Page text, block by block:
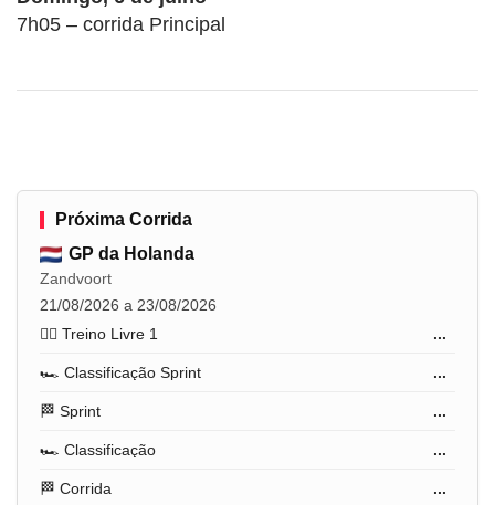
7h05 – corrida Principal
Próxima Corrida
GP da Holanda
Zandvoort
21/08/2026 a 23/08/2026
🏋️‍♂️ Treino Livre 1
...
🏎️ Classificação Sprint ...
🏁 Sprint ...
🏎️ Classificação ...
🏁 Corrida ...